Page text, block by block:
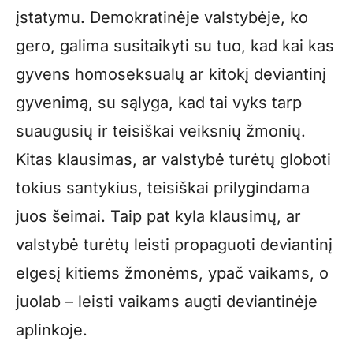
įstatymu. Demokratinėje valstybėje, ko
gero, galima susitaikyti su tuo, kad kai kas
gyvens homoseksualų ar kitokį deviantinį
gyvenimą, su sąlyga, kad tai vyks tarp
suaugusių ir teisiškai veiksnių žmonių.
Kitas klausimas, ar valstybė turėtų globoti
tokius santykius, teisiškai prilygindama
juos šeimai. Taip pat kyla klausimų, ar
valstybė turėtų leisti propaguoti deviantinį
elgesį kitiems žmonėms, ypač vaikams, o
juolab – leisti vaikams augti deviantinėje
aplinkoje.